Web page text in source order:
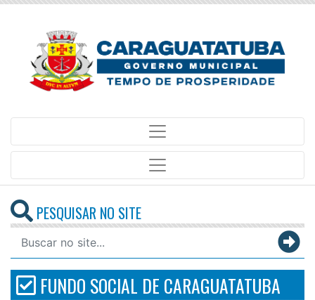
PESQUISAR NO SITE
FUNDO SOCIAL DE CARAGUATATUBA